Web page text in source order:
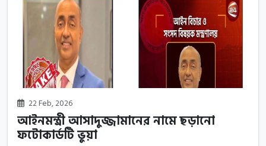
22 Feb, 2026
আইনমন্ত্রী আসাদুজ্জামানের নামে ছড়ানো
ফটোকার্ডটি ভুয়া